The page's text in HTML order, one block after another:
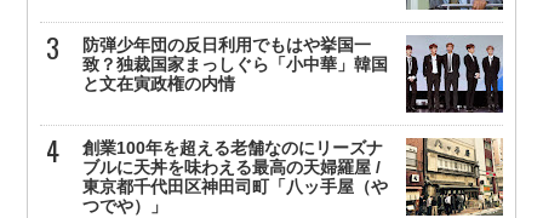
防弾少年団の反日利用でもはや挙国一
致？独裁国家まっしぐら「小中華」韓国
と文在寅政権の内情
創業100年を超える老舗なのにリーズナ
ブルに天丼を味わえる最高の天婦羅屋 /
東京都千代田区神田司町「八ッ手屋（や
つでや）」